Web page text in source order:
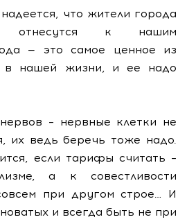
что жители города
отнесутся к нашим
— это самое ценное из
в нашей жизни, и ее надо
– нервные клетки не
их ведь беречь тоже надо.
если тарифы считать –
а к совестливости
при другом строе… И
и всегда быть не при